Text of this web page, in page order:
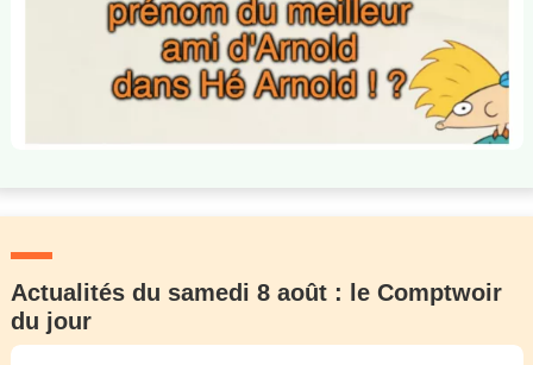
Actualités du samedi 8 août : le Comptwoir
du jour